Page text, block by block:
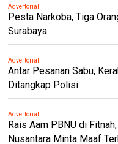
Advertorial
Pesta Narkoba, Tiga
Surabaya
Advertorial
Antar Pesanan Sabu,
Ditangkap Polisi
Advertorial
Rais Aam PBNU di
Nusantara Minta Maaf